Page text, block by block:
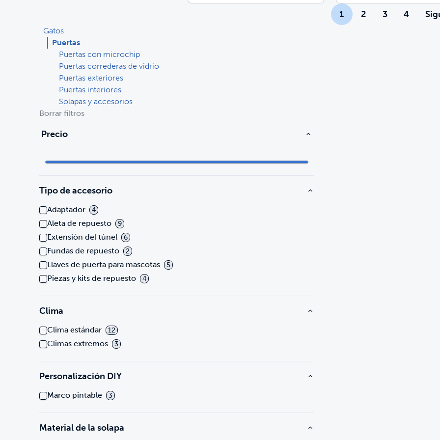
1 2 3 4
Gatos
Puertas
Puertas con microchip
Puertas correderas de vidrio
Puertas exteriores
Puertas interiores
Solapas y accesorios
Borrar filtros
Precio
Tipo de accesorio
Adaptador 4
Aleta de repuesto 9
Extensión del túnel 6
Fundas de repuesto 2
Llaves de puerta para mascotas 5
Piezas y kits de repuesto 4
Clima
Clima estándar 12
Climas extremos 3
Personalización DIY
Marco pintable 3
Material de la solapa